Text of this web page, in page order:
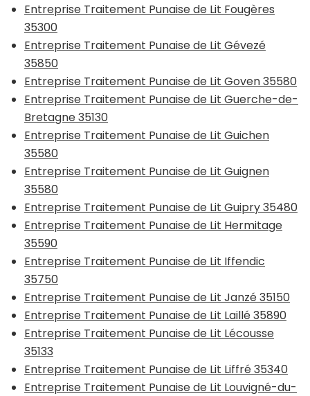
Entreprise Traitement Punaise de Lit Fougères
35300
Entreprise Traitement Punaise de Lit Gévezé
35850
Entreprise Traitement Punaise de Lit Goven 35580
Entreprise Traitement Punaise de Lit Guerche-de-
Bretagne 35130
Entreprise Traitement Punaise de Lit Guichen
35580
Entreprise Traitement Punaise de Lit Guignen
35580
Entreprise Traitement Punaise de Lit Guipry 35480
Entreprise Traitement Punaise de Lit Hermitage
35590
Entreprise Traitement Punaise de Lit Iffendic
35750
Entreprise Traitement Punaise de Lit Janzé 35150
Entreprise Traitement Punaise de Lit Laillé 35890
Entreprise Traitement Punaise de Lit Lécousse
35133
Entreprise Traitement Punaise de Lit Liffré 35340
Entreprise Traitement Punaise de Lit Louvigné-du-